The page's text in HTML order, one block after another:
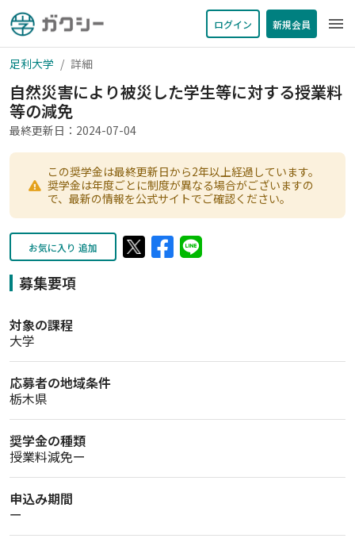
ログイン 新規会員 menu
足利大学 詳細
自然災害により被災した学生等に対する授業料
等の減免
最終更新日：2024-07-04
この奨学金は最終更新日から2年以上経過しています。
奨学金は年度ごとに制度が異なる場合がございますの
で、最新の情報を公式サイトでご確認ください。
お気に入り 追加
募集要項
対象の課程
大学
応募者の地域条件
栃木県
奨学金の種類
授業料減免ー
申込み期間
ー